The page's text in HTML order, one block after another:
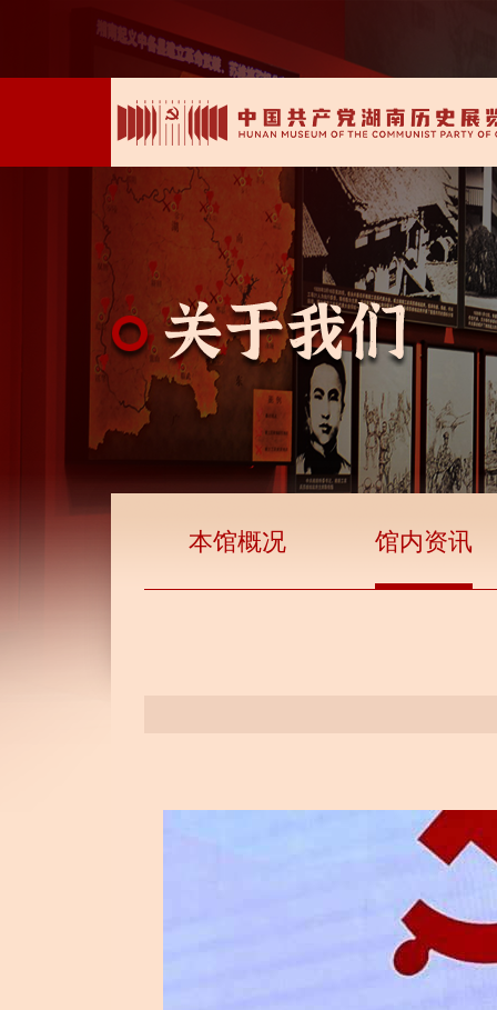
本馆概况 馆内资讯